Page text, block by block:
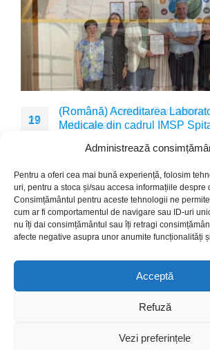
Administrează
Pentru a oferi cea mai bună experiență, folosim
uri, pentru a stoca și/sau accesa informațiile despre
Consimțământul pentru aceste tehnologii ne
cum ar fi comportamentul de navigare sau ID-uri
nu îți dai consimțământul sau îți retragi
afecte negative asupra unor anumite funcționalități
Acceptă
Refuză
Vezi preferințele
27
(Română) Ședința Comitetului
Laboratoare
Извините, этот текст доступен
19
(Română) Acreditarea
Medicale din cadrul IMSP
“English”.
read more
European Union. Its contents is the sole responsibility of